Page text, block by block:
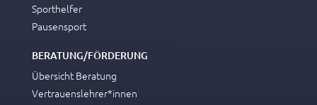
Sporthelfer
Pausensport
BERATUNG/FÖRDERUNG
Übersicht Beratung
Vertrauenslehrer*innen